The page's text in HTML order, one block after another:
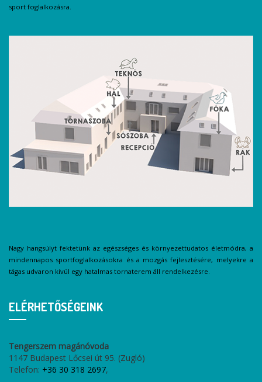
sport foglalkozásra.
Nagy hangsúlyt fektetünk az egészséges és környezettudatos életmódra, a
mindennapos sportfoglalkozásokra és a mozgás fejlesztésére, melyekre a
tágas udvaron kívül egy hatalmas tornaterem áll rendelkezésre.
ELÉRHETŐSÉGEINK
Tengerszem magánóvoda
1147 Budapest Lőcsei út 95. (Zugló)
Telefon: +36 30 318 2697,